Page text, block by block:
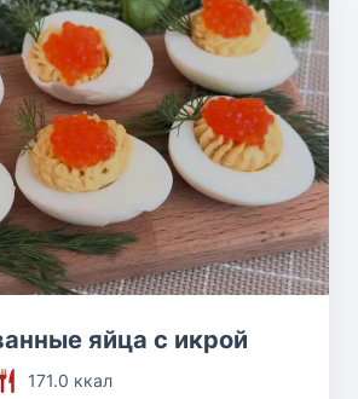
яйца с икрой
171.0 ккал